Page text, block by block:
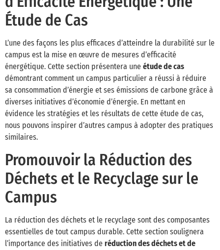
Étude de Cas
L’une des façons les plus efficaces d’atteindre la durabilité sur le
campus est la mise en œuvre de mesures d’efficacité
énergétique. Cette section présentera une étude de cas
démontrant comment un campus particulier a réussi à réduire
sa consommation d’énergie et ses émissions de carbone grâce à
diverses initiatives d’économie d’énergie. En mettant en
évidence les stratégies et les résultats de cette étude de cas,
nous pouvons inspirer d’autres campus à adopter des pratiques
similaires.
Promouvoir la Réduction des
Déchets et le Recyclage sur le
Campus
La réduction des déchets et le recyclage sont des composantes
essentielles de tout campus durable. Cette section soulignera
l’importance des initiatives de réduction des déchets et de